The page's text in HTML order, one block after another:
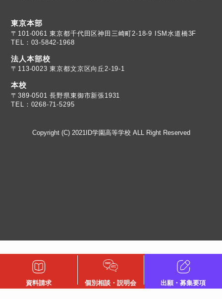
東京本部
TEL：03-5842-1968
法人本部校
〒113-0023 東京都文京区向丘2-19-1
本校
TEL：0268-71-5295
Copyright (C) 2021ID学園高等学校 ALL Right Reserved
資料請求 個別相談・説明会 出願・募集要項